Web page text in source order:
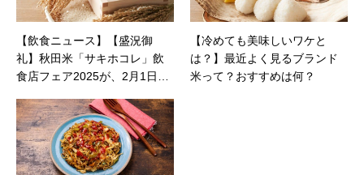
【飲食ニュース】【盛況御
礼】秋田米「サキホコレ」飲
食店フェア2025が、2月1日
5店舗の飲食店にて開催されま
した！
【冷めても美味しいワケと
は？】最近よく見るブランド
米って？おすすめは何？